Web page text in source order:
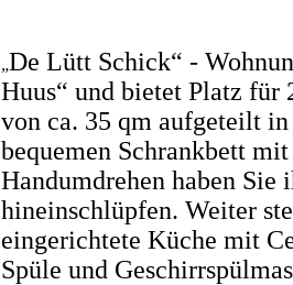
„De Lütt Schick“ -
Huus“ und bietet Platz für
von ca. 35 qm aufgeteilt
bequemen Schrankbett
Handumdrehen haben Sie
hineinschlüpfen. Weiter
eingerichtete Küche mit
Spüle und